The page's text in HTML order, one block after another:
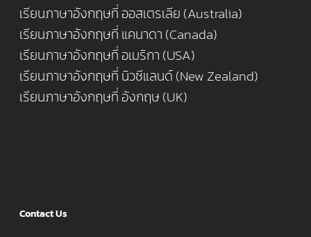
เรียนภาษาอังกฤษที่ ออสเตรเลีย (Australia)
เรียนภาษาอังกฤษที่ แคนาดา (Canada)
เรียนภาษาอังกฤษที่ อเมริกา (USA)
เรียนภาษาอังกฤษที่ นิวซีแลนด์ (New Zealand)
เรียนภาษาอังกฤษที่ อังกฤษ (UK)
Contact Us